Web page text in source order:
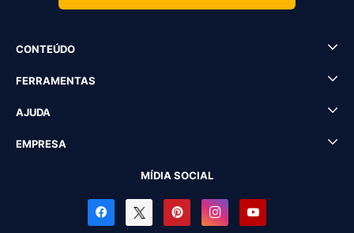
CONTEÚDO
FERRAMENTAS
AJUDA
EMPRESA
MÍDIA SOCIAL